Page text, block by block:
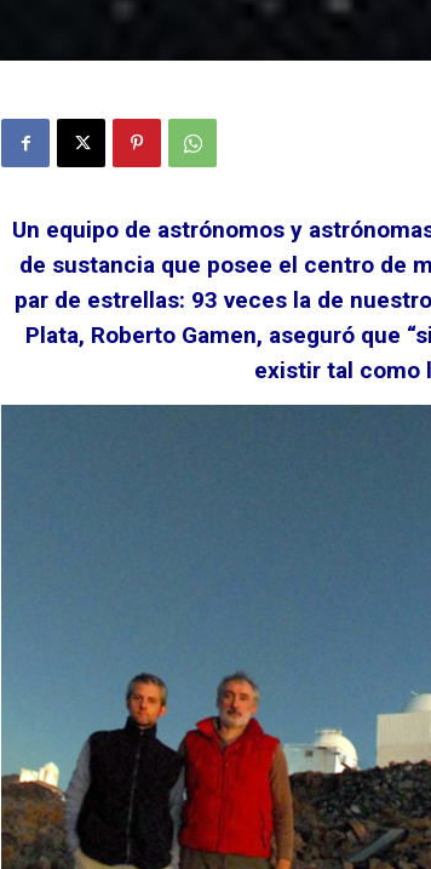
Un equipo de astrónomos y
de sustancia que posee el centro de
par de estrellas: 93 veces la de
Plata, Roberto Gamen, aseguró que
existir tal como